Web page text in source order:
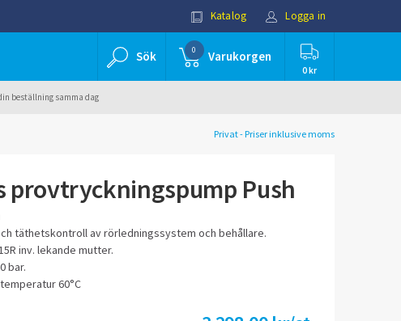
Katalog Logga in
Sök 0 Varukorgen
0 kr
beställning samma dag
Privat - Priser inklusive moms
provtryckningspump Push
täthetskontroll av rörledningssystem och behållare.
inv. lekande mutter.
bar.
60°C